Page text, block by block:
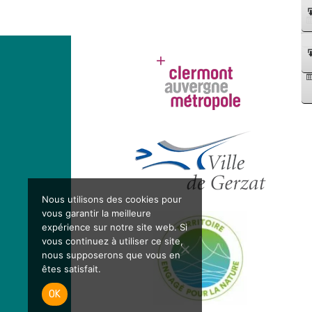
Nous utilisons des cookies pour
vous garantir la meilleure
expérience sur notre site web. Si
vous continuez à utiliser ce site,
nous supposerons que vous en
êtes satisfait.
OK